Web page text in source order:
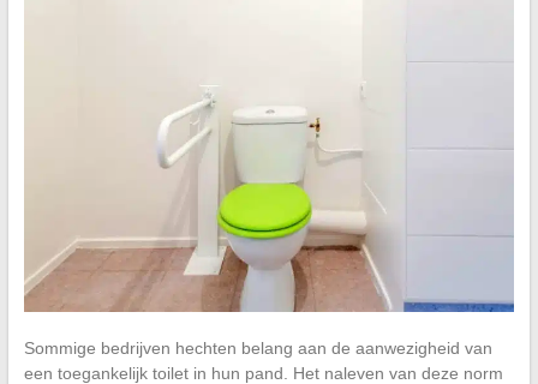
Sommige bedrijven hechten belang aan de aanwezigheid van
een toegankelijk toilet in hun pand. Het naleven van deze norm